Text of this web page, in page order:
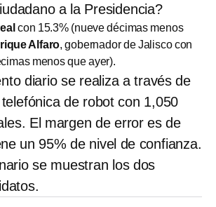
a la Presidencia?
con 15.3% (nueve décimas menos
Alfaro, gobernador de Jalisco con
menos que ayer).
diario se realiza a través de
de robot con 1,050
El margen de error es de
un 95% de nivel de confianza.
se muestran los dos